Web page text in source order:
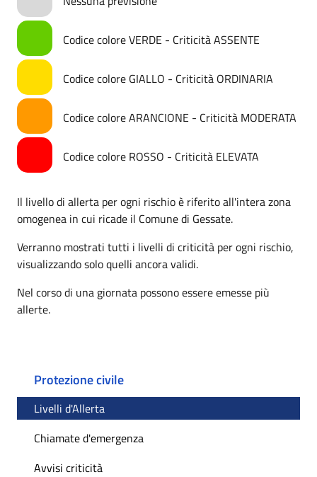
Codice colore VERDE - Criticità ASSENTE
Codice colore GIALLO - Criticità ORDINARIA
Codice colore ARANCIONE - Criticità MODERATA
Codice colore ROSSO - Criticità ELEVATA
Il livello di allerta per ogni rischio è riferito all'intera zona
omogenea in cui ricade il Comune di Gessate.
Verranno mostrati tutti i livelli di criticità per ogni rischio,
visualizzando solo quelli ancora validi.
Nel corso di una giornata possono essere emesse più
allerte.
Protezione civile
Livelli d'Allerta
Chiamate d'emergenza
Avvisi criticità